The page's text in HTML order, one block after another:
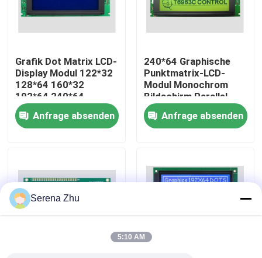
Über uns
Werksbesichtigung
Qualitätskontrolle
Neuigkeiten
Bitte um ein Angebot
Grafik Dot Matrix LCD-
Display Modul 122*32
128*64 160*32
192*64 240*64
240*128 320*240
Anfrage absenden
240*64 Graphische
Punktmatrix-LCD-
Modul Monochrom
Bildschirm Parallel
5v/3.3v Steuerung IC
T6963Anfrage absenden
Serena Zhu
5:10 AM